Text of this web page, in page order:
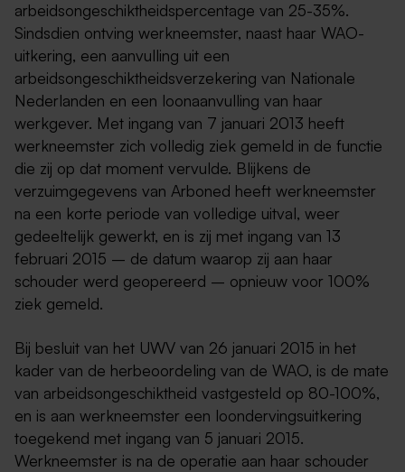
arbeidsongeschiktheidspercentage van 25-35%.
Sindsdien ontving werkneemster, naast haar WAO-
uitkering, een aanvulling uit een
arbeidsongeschiktheidsverzekering van Nationale
Nederlanden en een loonaanvulling van haar
werkgever. Met ingang van 7 januari 2013 heeft
werkneemster zich volledig ziek gemeld in de functie
die zij op dat moment vervulde. Blijkens de
verzuimgegevens van Arboned heeft werkneemster
na een korte periode van volledige uitval, weer
gedeeltelijk gewerkt, en is zij met ingang van 13
februari 2015 – de datum waarop zij aan haar
schouder werd geopereerd – opnieuw voor 100%
ziek gemeld.
Bij besluit van het UWV van 26 januari 2015 in het
kader van de herbeoordeling van de WAO, is de mate
van arbeidsongeschiktheid vastgesteld op 80-100%,
en is aan werkneemster een loondervingsuitkering
toegekend met ingang van 5 januari 2015.
Werkneemster is na de operatie aan haar schouder